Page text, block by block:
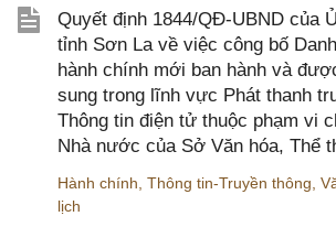
Quyết định 1844/QĐ-UBND của
tỉnh Sơn La về việc công bố
hành chính mới ban hành và
sung trong lĩnh vực Phát thanh
Thông tin điện tử thuộc phạm vi
Nhà nước của Sở Văn hóa, Thể
Hành chính Thông tin-Truyền thông
lịch